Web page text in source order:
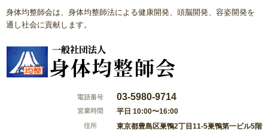
身体均整師会は、身体均整師法による健康開発、頭脳開発、容姿開発を
通し社会に貢献します。
03-5980-9714
平日 10:00〜16:00
東京都豊島区巣鴨2丁目11-5巣鴨第一ビル5階